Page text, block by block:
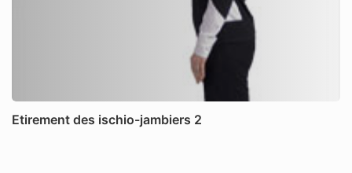
Etirement des ischio-jambiers 2